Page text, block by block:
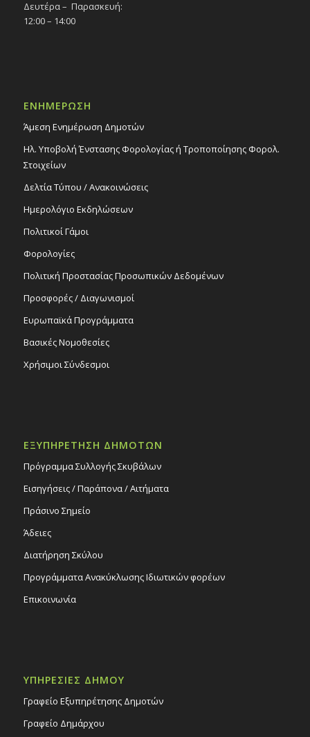
Δευτέρα – Παρασκευή:
12:00 – 14:00
ΕΝΗΜΕΡΩΣΗ
Άμεση Ενημέρωση Δημοτών
Ηλ. Υποβολή Ένστασης Φορολογίας ή Τροποποίησης Φορολ.
Στοιχείων
Δελτία Τύπου / Ανακοινώσεις
Ημερολόγιο Εκδηλώσεων
Πολιτικοί Γάμοι
Φορολογίες
Πολιτική Προστασίας Προσωπικών Δεδομένων
Προσφορές / Διαγωνισμοί
Ευρωπαϊκά Προγράμματα
Βασικές Νομοθεσίες
Χρήσιμοι Σύνδεσμοι
ΕΞΥΠΗΡΕΤΗΣΗ ΔΗΜΟΤΩΝ
Πρόγραμμα Συλλογής Σκυβάλων
Εισηγήσεις / Παράπονα / Αιτήματα
Πράσινο Σημείο
Άδειες
Διατήρηση Σκύλου
Προγράμματα Ανακύκλωσης Ιδιωτικών φορέων
Επικοινωνία
ΥΠΗΡΕΣΙΕΣ ΔΗΜΟΥ
Γραφείο Εξυπηρέτησης Δημοτών
Γραφείο Δημάρχου